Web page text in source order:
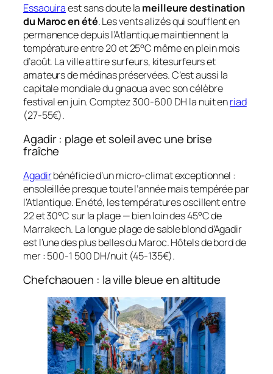
Essaouiraest sans doute la meilleure destination
du Maroc en été. Les vents alizés qui soufflent en
permanence depuis l’Atlantique maintiennent la
température entre 20 et 25°C même en plein mois
d’août. La ville attire surfeurs, kitesurfeurs et
amateurs de médinas préservées. C’est aussi la
capitale mondiale du gnaoua avec son célèbre
festival en juin. Comptez 300-600 DH la nuit enriad
(27-55€).
Agadir : plage et soleil avec une brise
fraîche
Agadirbénéficie d’un micro-climat exceptionnel :
ensoleillée presque toute l’année mais tempérée par
l’Atlantique. En été, les températures oscillent entre
22 et 30°C sur la plage — bien loin des 45°C de
Marrakech. La longue plage de sable blond d’Agadir
est l’une des plus belles du Maroc. Hôtels de bord de
mer : 500-1 500 DH/nuit (45-135€).
Chefchaouen : la ville bleue en altitude